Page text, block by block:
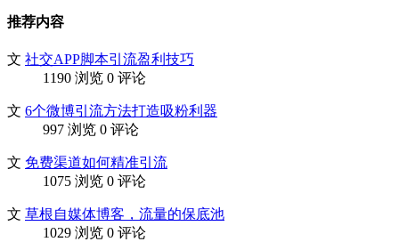
推荐内容
文 社交APP脚本引流盈利技巧
1190 浏览 0 评论
文 6个微博引流方法打造吸粉利器
997 浏览 0 评论
文 免费渠道如何精准引流
1075 浏览 0 评论
文 草根自媒体博客，流量的保底池
1029 浏览 0 评论